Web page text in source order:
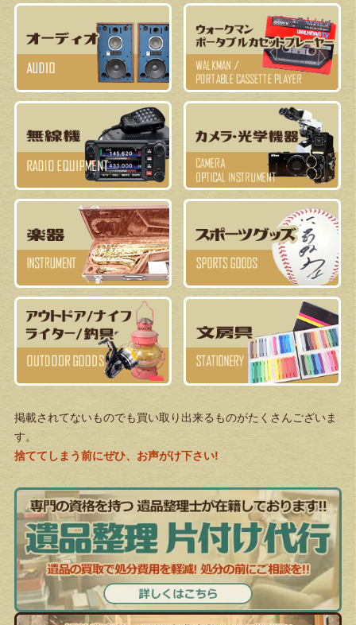
掲載されてないものでも買い取り出来るものがたくさんございま
す。
捨ててしまう前にぜひ、お声がけ下さい!